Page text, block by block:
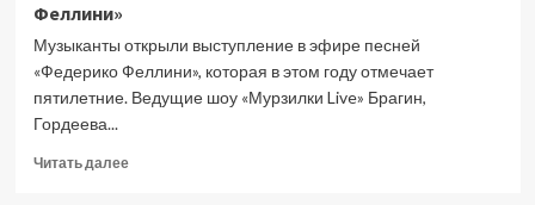
Феллини»
Музыканты открыли выступление в эфире песней
«Федерико Феллини», которая в этом году отмечает
пятилетние. Ведущие шоу «Мурзилки Live» Брагин,
Гордеева...
Читать далееПрочитать